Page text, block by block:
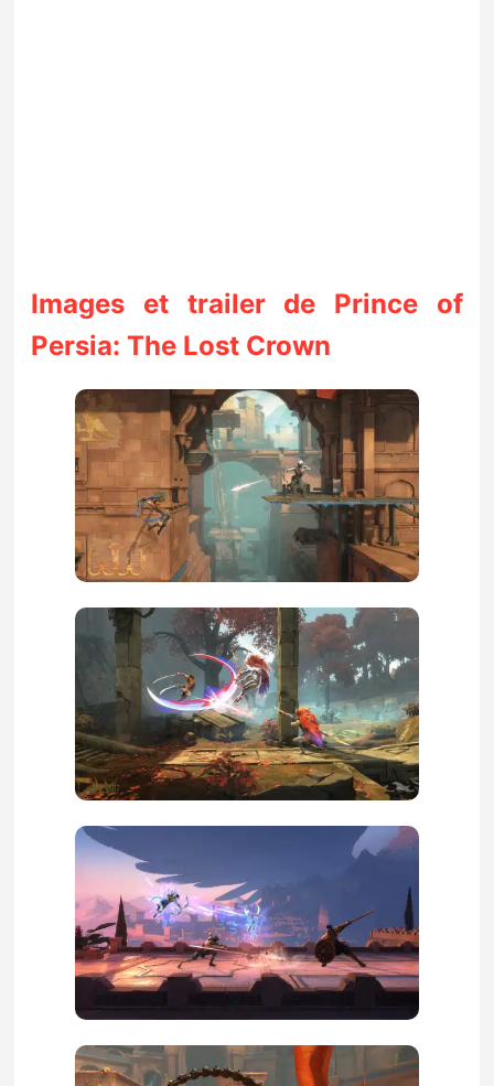
Images et trailer de Prince of
Persia: The Lost Crown